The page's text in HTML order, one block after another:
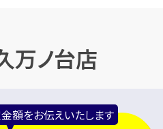
万ノ台店
額をお伝えいたします